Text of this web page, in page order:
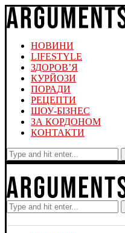
НОВИНИ
LIFESTYLE
ЗДОРОВ’Я
КУРЙОЗИ
ПОРАДИ
РЕЦЕПТИ
ШОУ-БІЗНЕС
ЗА КОРДОНОМ
КОНТАКТИ